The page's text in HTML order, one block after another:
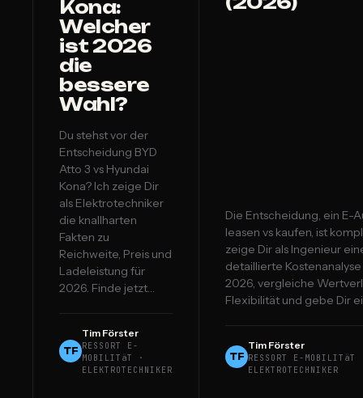
Kona:
Welcher
ist 2026
die
bessere
Wahl?
Du stehst vor der
Entscheidung BYD
Atto 3 vs Hyundai
Kona? Ich zeige Dir
als Elektrotechniker
die knallharten
Fakten zu
Reichweite, Preis und
Ladeleistung für
2026. Finde jetzt…
TF
Tim Förster
RESSORT E-
MOBILITäT ·
ELEKTROTECHNIKER
Die Entscheidung, ein E-
leasen vs kaufen, ist
zeige Dir als Ingenieur
detaillierte
2026, vergleiche
Flexibilität und gebe Dir
TF
Tim Förster
RESSORT E-MOBILITäT
ELEKTROTECHNIKER